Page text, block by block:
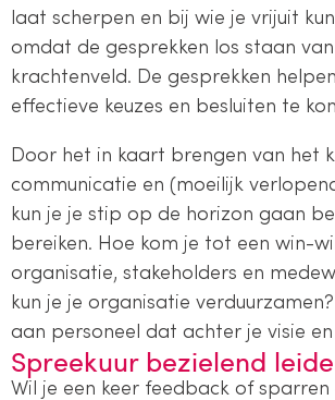
laat scherpen en bij wie je vrijuit
omdat de gesprekken los staan
krachtenveld. De gesprekken
effectieve keuzes en besluiten te
Door het in kaart brengen van het
communicatie en (moeilijk
kun je je stip op de horizon gaan
bereiken. Hoe kom je tot een win-
organisatie, stakeholders en
kun je je organisatie
aan personeel dat achter je visie
Spreekuur bezielend
Wil je een keer feedback of